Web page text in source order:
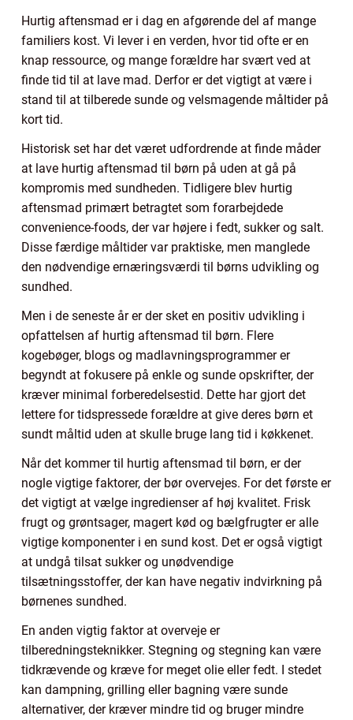
Hurtig aftensmad er i dag en afgørende del af mange
familiers kost. Vi lever i en verden, hvor tid ofte er en
knap ressource, og mange forældre har svært ved at
finde tid til at lave mad. Derfor er det vigtigt at være i
stand til at tilberede sunde og velsmagende måltider på
kort tid.
Historisk set har det været udfordrende at finde måder
at lave hurtig aftensmad til børn på uden at gå på
kompromis med sundheden. Tidligere blev hurtig
aftensmad primært betragtet som forarbejdede
convenience-foods, der var højere i fedt, sukker og salt.
Disse færdige måltider var praktiske, men manglede
den nødvendige ernæringsværdi til børns udvikling og
sundhed.
Men i de seneste år er der sket en positiv udvikling i
opfattelsen af hurtig aftensmad til børn. Flere
kogebøger, blogs og madlavningsprogrammer er
begyndt at fokusere på enkle og sunde opskrifter, der
kræver minimal forberedelsestid. Dette har gjort det
lettere for tidspressede forældre at give deres børn et
sundt måltid uden at skulle bruge lang tid i køkkenet.
Når det kommer til hurtig aftensmad til børn, er der
nogle vigtige faktorer, der bør overvejes. For det første er
det vigtigt at vælge ingredienser af høj kvalitet. Frisk
frugt og grøntsager, magert kød og bælgfrugter er alle
vigtige komponenter i en sund kost. Det er også vigtigt
at undgå tilsat sukker og unødvendige
tilsætningsstoffer, der kan have negativ indvirkning på
børnenes sundhed.
En anden vigtig faktor at overveje er
tilberedningsteknikker. Stegning og stegning kan være
tidkrævende og kræve for meget olie eller fedt. I stedet
kan dampning, grilling eller bagning være sunde
alternativer, der kræver mindre tid og bruger mindre